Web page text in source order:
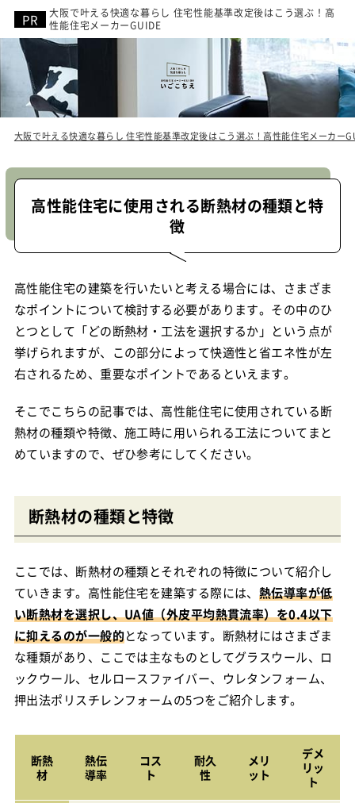
大阪で叶える快適な暮らし 住宅性能基準改定後はこう選ぶ！高
性能住宅メーカーGUIDE
大阪で叶える快適な暮らし 住宅性能基準改定後はこう選ぶ！高性能住宅メーカー
高性能住宅に使用される断熱材の種類と特
徴
高性能住宅の建築を行いたいと考える場合には、さまざま
なポイントについて検討する必要があります。その中のひ
とつとして「どの断熱材・工法を選択するか」という点が
挙げられますが、この部分によって快適性と省エネ性が左
右されるため、重要なポイントであるといえます。
そこでこちらの記事では、高性能住宅に使用されている断
熱材の種類や特徴、施工時に用いられる工法についてまと
めていますので、ぜひ参考にしてください。
断熱材の種類と特徴
ここでは、断熱材の種類とそれぞれの特徴について紹介し
ていきます。高性能住宅を建築する際には、 熱伝導率が低
い断熱材を選択し、UA値（外皮平均熱貫流率）を0.4以下
に抑えるのが一般的となっています。断熱材にはさまざま
な種類があり、ここでは主なものとしてグラスウール、ロ
ックウール、セルロースファイバー、ウレタンフォーム、
押出法ポリスチレンフォームの5つをご紹介します。
断熱
材
熱伝
導率
コス
ト
耐久
性
メリ
ット
デメ
リッ
ト